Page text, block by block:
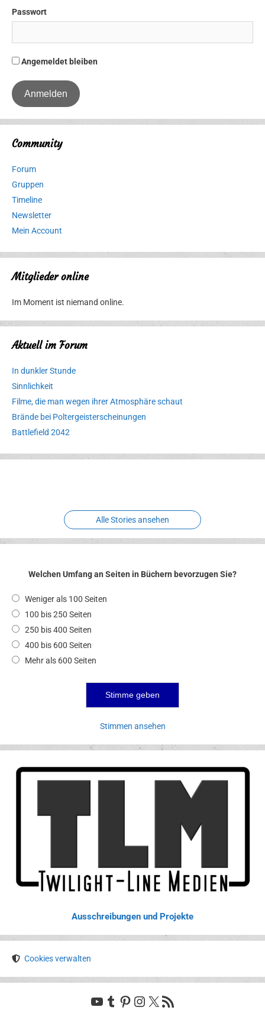
Passwort
Angemeldet bleiben
Community
Forum
Gruppen
Timeline
Newsletter
Mein Account
Mitglieder online
Im Moment ist niemand online.
Aktuell im Forum
In dunkler Stunde
Sinnlichkeit
Filme, die man wegen ihrer Atmosphäre schaut
Brände bei Poltergeisterscheinungen
Battlefield 2042
Erlebnispark
Verbotene
Alle Stories ansehen
Welchen Umfang an Seiten in Büchern bevorzugen Sie?
Weniger als 100 Seiten
100 bis 250 Seiten
250 bis 400 Seiten
400 bis 600 Seiten
Mehr als 600 Seiten
Stimmen ansehen
Ausschreibungen und Projekte
Cookies verwalten
YouTube
Tumblr
Pinterest
Instagram
X RSS-Feed